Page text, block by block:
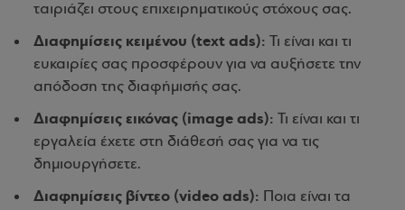
ταιριάζει στους επιχειρηματικούς στόχους σας.
Διαφημίσεις κειμένου (text ads): Τι είναι και τι
ευκαιρίες σας προσφέρουν για να αυξήσετε την
απόδοση της διαφήμισής σας.
Διαφημίσεις εικόνας (image ads): Τι είναι και τι
εργαλεία έχετε στη διάθεσή σας για να τις
δημιουργήσετε.
Διαφημίσεις βίντεο (video ads): Ποια είναι τα